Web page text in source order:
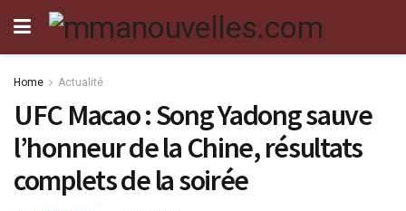
Home Actualité
UFC Macao : Song Yadong sauve
l’honneur de la Chine, résultats
complets de la soirée